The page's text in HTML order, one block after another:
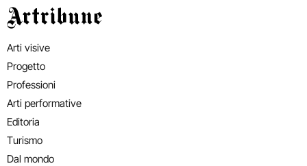
Artribune
Arti visive
Progetto
Professioni
Arti performative
Editoria
Turismo
Dal mondo